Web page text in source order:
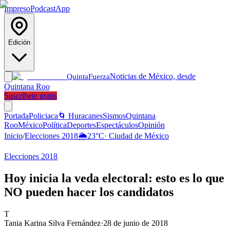
ImpresoPodcastApp
Edición
QuintaFuerzaNoticias de México, desde
Quintana Roo
Suscríbete gratis
PortadaPoliciaca 🌀 HuracanesSismosQuintana
RooMéxicoPolíticaDeportesEspectáculosOpinión
Inicio/Elecciones 2018🌦️23°C· Ciudad de México
Elecciones 2018
Hoy inicia la veda electoral: esto es lo que
NO pueden hacer los candidatos
T
Tania Karina Silva Fernández·28 de junio de 2018